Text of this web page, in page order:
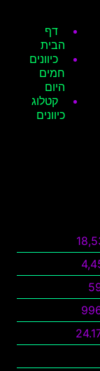
דף
הבית
כיוונים
חמים
היום
קטלוג
כיוונים